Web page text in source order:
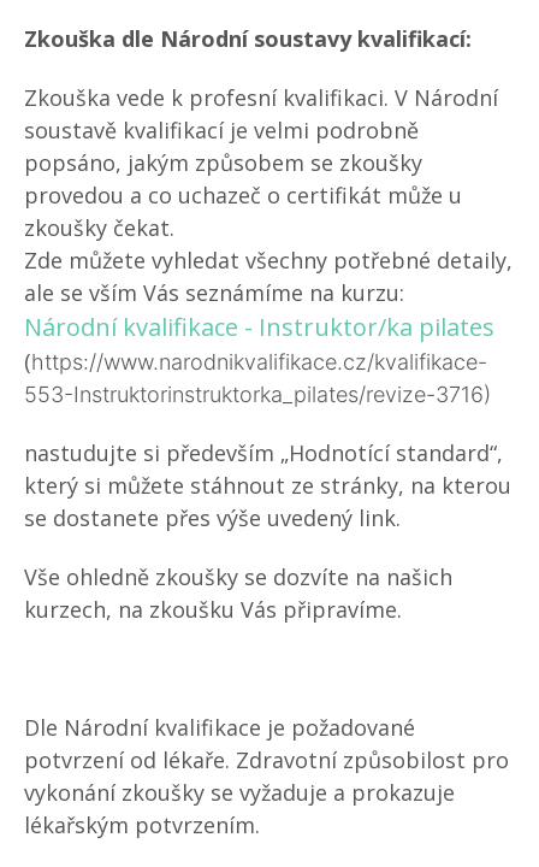
Zkouška dle Národní soustavy kvalifikací:
Zkouška vede k profesní kvalifikaci. V Národní
soustavě kvalifikací je velmi podrobně
popsáno, jakým způsobem se zkoušky
provedou a co uchazeč o certifikát může u
zkoušky čekat.
Zde můžete vyhledat všechny potřebné detaily,
ale se vším Vás seznámíme na kurzu:
Národní kvalifikace - Instruktor/ka pilates
(https://www.narodnikvalifikace.cz/kvalifikace-
553-Instruktorinstruktorka_pilates/revize-3716)
nastudujte si především „Hodnotící standard“,
který si můžete stáhnout ze stránky, na kterou
se dostanete přes výše uvedený link.
Vše ohledně zkoušky se dozvíte na našich
kurzech, na zkoušku Vás připravíme.
Dle Národní kvalifikace je požadované
potvrzení od lékaře. Zdravotní způsobilost pro
vykonání zkoušky se vyžaduje a prokazuje
lékařským potvrzením.